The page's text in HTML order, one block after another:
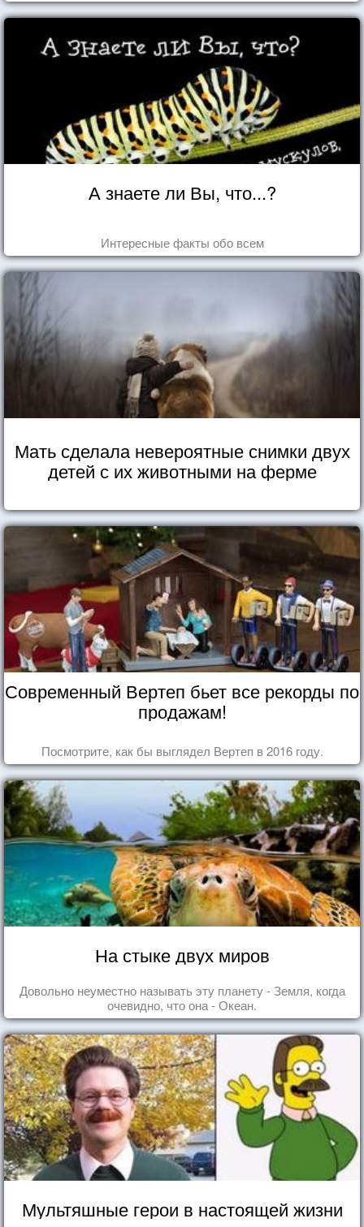
А знаете ли Вы, что...?
Интересные факты обо всем
Мать сделала невероятные снимки двух
детей с их животными на ферме
Современный Вертеп бьет все рекорды по
продажам!
Посмотрите, как бы выглядел Вертеп в 2016 году.
На стыке двух миров
Довольно неуместно называть эту планету - Земля, когда
очевидно, что она - Океан.
Мультяшные герои в настоящей жизни